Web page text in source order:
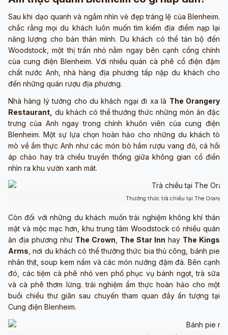
Sau khi dạo quanh và ngắm nhìn vẻ đẹp tráng lệ của Blenheim.
chắc rằng mọi du khách luôn muốn tìm kiếm địa điểm nạp lại
năng lượng cho bản thân mình. Du khách có thể tản bộ đến
Woodstock, một thị trấn nhỏ nằm ngay bên cạnh cổng chính
của cung điện Blenheim. Với nhiều quán cà phê cổ điện đậm
chất nước Anh, nhà hàng địa phương tấp nập du khách cho
đến những quán rượu địa phương.
Nhà hàng lý tưởng cho du khách ngại đi xa là The Orangery
Restaurant, du khách có thể thưởng thức những món ăn đặc
trưng của Anh ngay trong chính khuôn viên của cung điện
Blenheim. Một sự lựa chọn hoàn hảo cho những du khách tò
mò về ẩm thực Anh như các món bò hầm rượu vang đỏ, cá hồi
áp chảo hay trà chiều truyền thống giữa không gian cổ điển
nhìn ra khu vườn xanh mát.
Thưởng thức trà chiều tại The
Còn đối với những du khách muốn trải nghiệm không khí thân
mật và mộc mạc hơn, khu trung tâm Woodstock có nhiều quán
ăn địa phương như The Crown, The Star Inn hay The Kings
Arms, nơi du khách có thể thưởng thức bia thủ công, bánh pie
nhân thịt, soup kem nấm và các món nướng đậm đà. Bên cạnh
đó, các tiệm cà phê nhỏ ven phố phục vụ bánh ngọt, trà sữa
và cà phê thơm lừng. trải nghiệm ẩm thực hoàn hảo cho một
buổi chiều thư giãn sau chuyến tham quan đầy ấn tượng tại
Cung điện Blenheim.